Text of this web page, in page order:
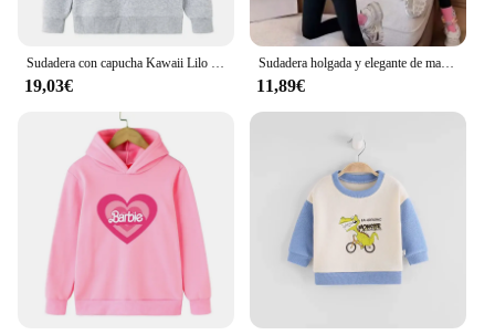
coordinate outfits and accessories, adding to the
convenience and ease of dressing their children.
**Adaptable for All Occasions**
Whether it's a family gathering, a playdate, or a
casual outing, the sudadera niña is the perfect
companion for any occasion. Its lightweight design
makes it easy to layer under jackets or wear on its
own, ensuring your child stays warm without
feeling weighed down. The sudadera's adaptability
makes it a must-have for parents looking to provide
their children with stylish, functional clothing that
can keep up with their active lifestyle. It's not just a
garment; it's a wardrobe staple that your child will
reach for time and time again.
Sudadera con capucha Kawaii Lilo Stitch para niños, ropa de moda para bebés, Sudadera de punto cálida para niños, Tops para niños
19,03€
Sudadera holgada y elegante de manga larga para niñas, jersey de cuello redondo para primavera y otoño, ropa informal de moda para niños
11,89€